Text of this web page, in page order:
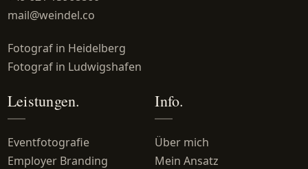
mail@weindel.co
Fotograf in Heidelberg
Fotograf in Ludwigshafen
Leistungen.
Eventfotografie
Employer Branding
Info.
Über mich
Mein Ansatz